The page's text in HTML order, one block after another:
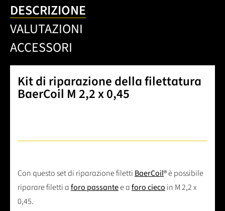
DESCRIZIONE
VALUTAZIONI
ACCESSORI
Kit di riparazione della filettatura
BaerCoil M 2,2 x 0,45
Con questo set di riparazione filetti BaerCoil® è possibile
riparare filetti aforo passantee aforo cieco in M 2,2 x
0,45.